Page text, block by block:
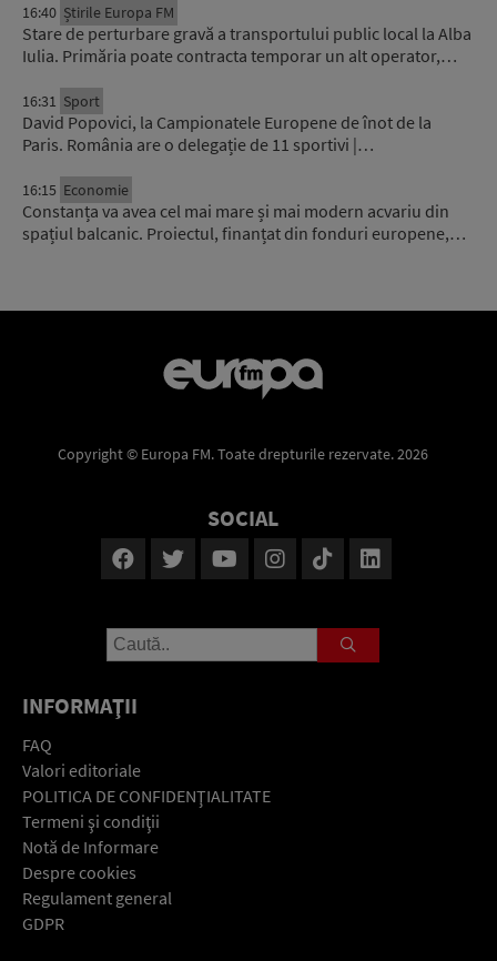
16:40 Știrile Europa FM
Stare de perturbare gravă a transportului public local la Alba
Iulia. Primăria poate contracta temporar un alt operator,…
16:31 Sport
David Popovici, la Campionatele Europene de înot de la
Paris. România are o delegație de 11 sportivi |…
16:15 Economie
Constanța va avea cel mai mare și mai modern acvariu din
spațiul balcanic. Proiectul, finanțat din fonduri europene,…
Copyright © Europa FM. Toate drepturile rezervate. 2026
SOCIAL
INFORMAŢII
FAQ
Valori editoriale
POLITICA DE CONFIDENŢIALITATE
Termeni şi condiţii
Notă de Informare
Despre cookies
Regulament general
GDPR